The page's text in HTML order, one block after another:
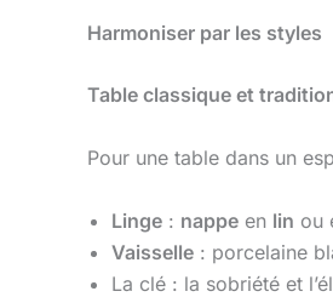
Harmoniser par les styles
Table classique et
Pour une table dans un
Linge : nappe en lin ou
Vaisselle : porcelaine
La clé : la sobriété et